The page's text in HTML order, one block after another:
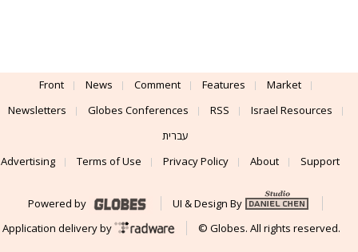
Front News Comment Features
Market
Newsletters
Globes Conferences RSS
Israel Resources
עברית
Advertising
Terms of Use Privacy Policy About Support
Powered by
UI & Design By
Application delivery by
© Globes. All rights reserved.